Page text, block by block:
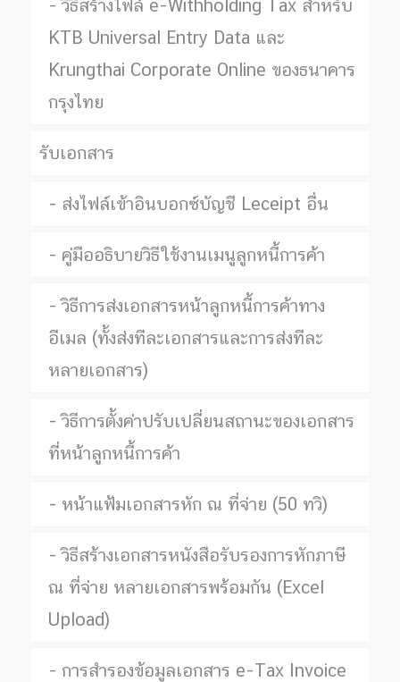
วิธีสร้างไฟล์ e-Withholding Tax สำหรับ
KTB Universal Entry Data และ
Krungthai Corporate Online ของธนาคาร
กรุงไทย
รับเอกสาร
ส่งไฟล์เข้าอินบอกซ์บัญชี Leceipt อื่น
คู่มืออธิบายวิธีใช้งานเมนูลูกหนี้การค้า
วิธีการส่งเอกสารหน้าลูกหนี้การค้าทาง
อีเมล (ทั้งส่งทีละเอกสารและการส่งทีละ
หลายเอกสาร)
วิธีการตั้งค่าปรับเปลี่ยนสถานะของเอกสาร
ที่หน้าลูกหนี้การค้า
หน้าแฟ้มเอกสารหัก ณ ที่จ่าย (50 ทวิ)
วิธีสร้างเอกสารหนังสือรับรองการหักภาษี
ณ ที่จ่าย หลายเอกสารพร้อมกัน (Excel
Upload)
การสำรองข้อมูลเอกสาร e-Tax Invoice